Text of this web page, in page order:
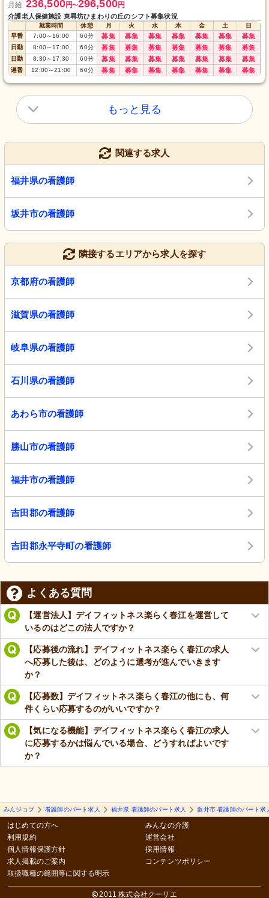
月給 236,500円〜296,500円
介護老人保健施設 東尋坊ひまわりの丘のシフト募集状況
就業時間 休憩 月 火 水 木 金 土
日
早番
7:00～16:00 60分 募集 募集 募集 募集 募集 募集 募集
日勤 8:00～17:00 60分 募集 募集 募集 募集 募集 募集 募集
日勤 8:30～17:30 60分 募集 募集 募集 募集 募集 募集 募集
遅番 12:00～21:00 60分 募集 募集 募集 募集 募集 募集 募集
もっと見る
関連する求人
福井県の看護師
坂井市の看護師
隣接するエリアから求人を探す
京都府の看護師
滋賀県の看護師
岐阜県の看護師
石川県の看護師
あわら市の看護師
勝山市の看護師
福井市の看護師
吉田郡の看護師
吉田郡永平寺町の看護師
よくある質問
【運営法人】デイフィットネス楽らく春江を運営して
いるのはどこの法人ですか？
【応募後の流れ】デイフィットネス楽らく春江の求人
へ応募した後は、どのように選考が進んでいきます
か？
【応募数】デイフィットネス楽らく春江の他にも、何
件くらい応募するのがいいですか？
【気になる機能】デイフィットネス楽らく春江の求人
に応募するかは悩んでいる場合、どうすればよいです
か？
みんジョブ 看護師のパート求人 福井県 看護師のパート求人 坂井市 看護師のパート求
はじめての方へ
利用規約
個人情報保護方針
求人掲載のご案内
取扱職種の範囲等に関する明示
みんなの介護
運営会社
採用情報
コンテンツポリシー
2011 株式会社クーリエ